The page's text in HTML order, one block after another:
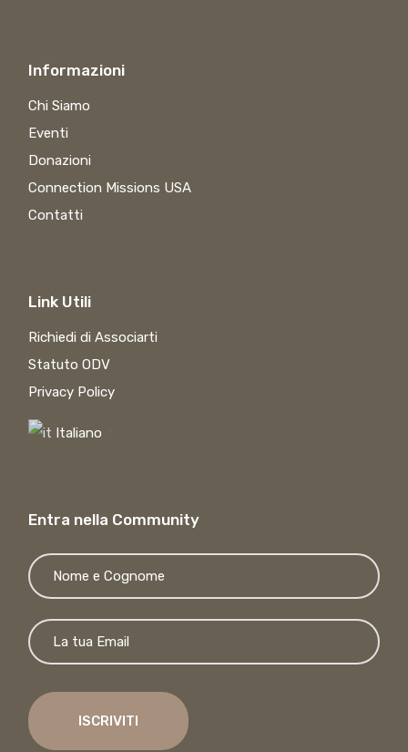
Informazioni
Chi Siamo
Eventi
Donazioni
Connection Missions USA
Contatti
Link Utili
Richiedi di Associarti
Statuto ODV
Privacy Policy
Italiano
Entra nella Community
Si
ISCRIVITI